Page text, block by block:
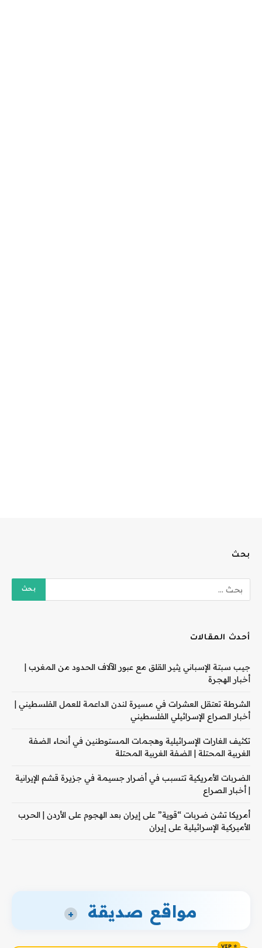
بحث
أحدث المقالات
جيب سبتة الإسباني يثير القلق مع عبور الآلاف الحدود من المغرب |
أخبار الهجرة
الشرطة تعتقل العشرات في مسيرة لندن الداعمة للعمل الفلسطيني |
أخبار الصراع الإسرائيلي الفلسطيني
تكثيف الغارات الإسرائيلية وهجمات المستوطنين في أنحاء الضفة
الغربية المحتلة | الضفة الغربية المحتلة
الضربات الأمريكية تتسبب في أضرار جسيمة في جزيرة قشم الإيرانية
| أخبار الصراع
أمريكا تشن ضربات “قوية” على إيران بعد الهجوم على الأردن | الحرب
الأميركية الإسرائيلية على إيران
مواقع صديقة +